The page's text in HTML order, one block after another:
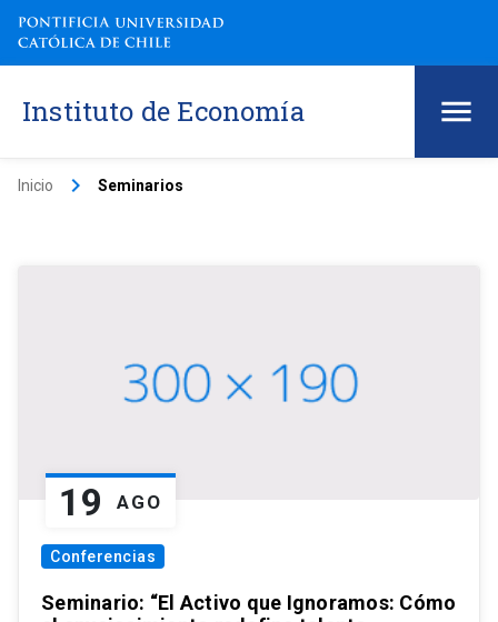
Instituto de Economía
Inicio keyboard_arrow_right Seminarios
19 AGO
Conferencias
Seminario: “El Activo que Ignoramos: Cómo